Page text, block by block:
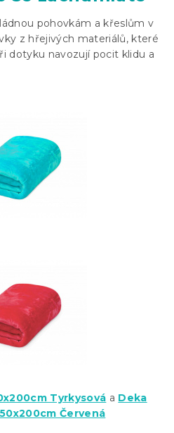
pohovkám a křeslům v
z hřejivých materiálů, které
dotyku navozují pocit klidu a
Tyrkysová a Deka
Červená